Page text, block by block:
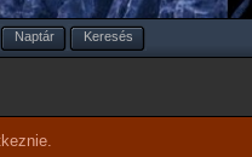
Naptár Keresés